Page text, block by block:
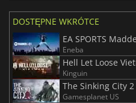
DOSTĘPNE WKRÓTCE
EA SPORTS
Eneba
Hell Let Loose
Kinguin
The Sinking City 2
Gamesplanet US